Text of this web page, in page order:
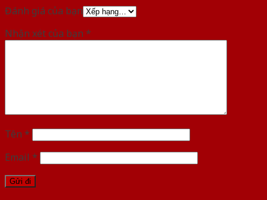
Đánh giá của bạn
Nhận xét của bạn *
Tên *
Email *